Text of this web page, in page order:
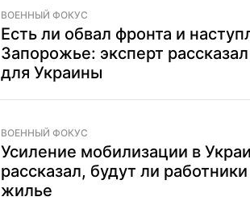
ВОЕННЫЙ ФОКУС
Есть ли обвал фронта и
Запорожье: эксперт
для Украины
ВОЕННЫЙ ФОКУС
Усиление мобилизации в
рассказал, будут ли
жилье